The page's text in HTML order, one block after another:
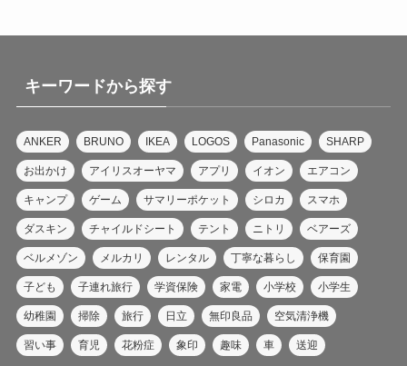
キーワードから探す
ANKER BRUNO IKEA LOGOS Panasonic SHARP
お出かけ アイリスオーヤマ アプリ イオン エアコン
キャンプ ゲーム サマリーポケット シロカ スマホ
ダスキン チャイルドシート テント ニトリ ベアーズ
ベルメゾン メルカリ レンタル 丁寧な暮らし 保育園
子ども 子連れ旅行 学資保険 家電 小学校 小学生
幼稚園 掃除 旅行 日立 無印良品 空気清浄機
習い事 育児 花粉症 象印 趣味 車 送迎